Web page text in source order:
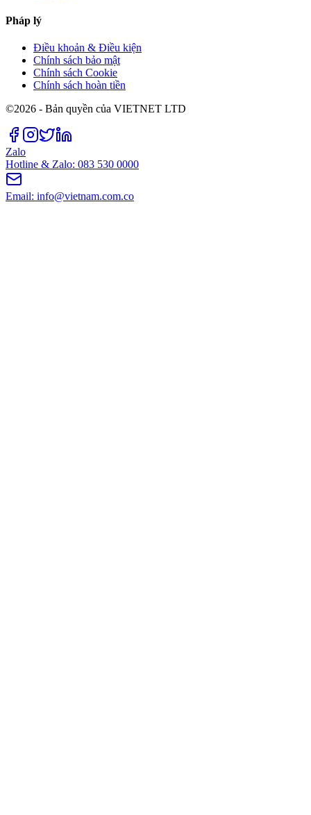
Pháp lý
Điều khoản & Điều kiện
Chính sách bảo mật
Chính sách Cookie
Chính sách hoàn tiền
©2026 - Bản quyền của VIETNET LTD
Zalo
Hotline & Zalo: 083 530 0000
Email: info@vietnam.com.co